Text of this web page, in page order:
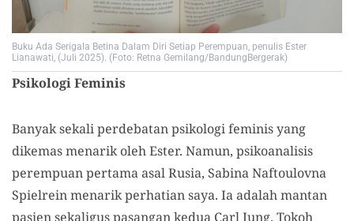
Buku Ada Serigala Betina Dalam Diri Setiap Perempuan, penulis Ester
Lianawati, (Juli 2025). (Foto: Retna Gemilang/BandungBergerak)
Psikologi Feminis
Banyak sekali perdebatan psikologi feminis yang
dikemas menarik oleh Ester. Namun, psikoanalisis
perempuan pertama asal Rusia, Sabina Naftoulovna
Spielrein menarik perhatian saya. Ia adalah mantan
pasien sekaligus pasangan kedua Carl Jung. Tokoh